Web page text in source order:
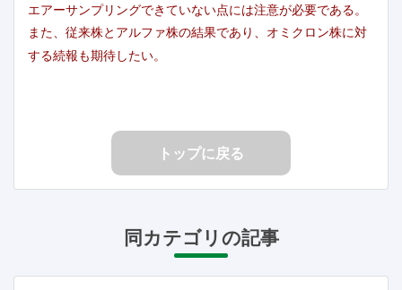
エアーサンプリングできていない点には注意が必要である。
また、従来株とアルファ株の結果であり、オミクロン株に対
する続報も期待したい。
トップに戻る
同カテゴリの記事